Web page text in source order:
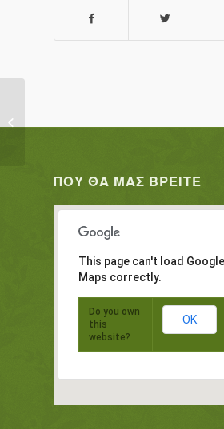
ΠΟΥ ΘΑ ΜΑΣ ΒΡΕΊΤΕ
This page can't load Google
Maps correctly.
Do you own
this
website?
OK
ΜΑΝΩΛΑΚΗ ΕΛΕΝΗ